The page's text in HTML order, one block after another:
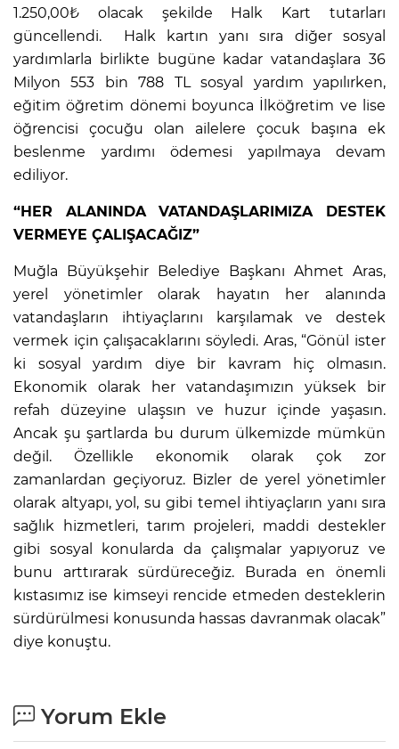
1.250,00₺ olacak şekilde Halk Kart tutarları
güncellendi. Halk kartın yanı sıra diğer sosyal
yardımlarla birlikte bugüne kadar vatandaşlara 36
Milyon 553 bin 788 TL sosyal yardım yapılırken,
eğitim öğretim dönemi boyunca İlköğretim ve lise
öğrencisi çocuğu olan ailelere çocuk başına ek
beslenme yardımı ödemesi yapılmaya devam
ediliyor.
“HER ALANINDA VATANDAŞLARIMIZA DESTEK
VERMEYE ÇALIŞACAĞIZ”
Muğla Büyükşehir Belediye Başkanı Ahmet Aras,
yerel yönetimler olarak hayatın her alanında
vatandaşların ihtiyaçlarını karşılamak ve destek
vermek için çalışacaklarını söyledi. Aras, “Gönül ister
ki sosyal yardım diye bir kavram hiç olmasın.
Ekonomik olarak her vatandaşımızın yüksek bir
refah düzeyine ulaşsın ve huzur içinde yaşasın.
Ancak şu şartlarda bu durum ülkemizde mümkün
değil. Özellikle ekonomik olarak çok zor
zamanlardan geçiyoruz. Bizler de yerel yönetimler
olarak altyapı, yol, su gibi temel ihtiyaçların yanı sıra
sağlık hizmetleri, tarım projeleri, maddi destekler
gibi sosyal konularda da çalışmalar yapıyoruz ve
bunu arttırarak sürdüreceğiz. Burada en önemli
kıstasımız ise kimseyi rencide etmeden desteklerin
sürdürülmesi konusunda hassas davranmak olacak”
diye konuştu.
Yorum Ekle